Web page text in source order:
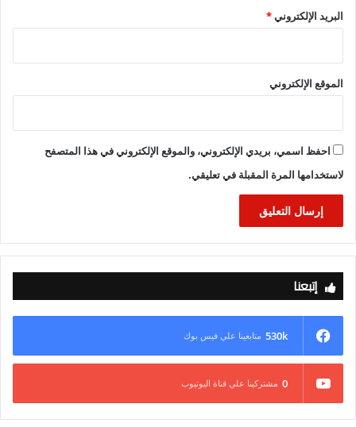
البريد الإلكتروني*
الموقع الإلكتروني
احفظ اسمي، بريدي الإلكتروني، والموقع الإلكتروني في هذا المتصفح
لاستخدامها المرة المقبلة في تعليقي.
إتبعنا
530k متابعينا علي فيس بوك
0 مشتركينا علي قناة اليوتيوب